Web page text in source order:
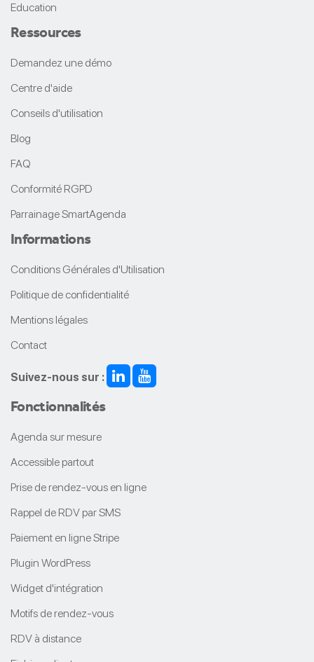
Education
Ressources
Demandez une démo
Centre d'aide
Conseils d'utilisation
Blog
FAQ
Conformité RGPD
Parrainage SmartAgenda
Informations
Conditions Générales d'Utilisation
Politique de confidentialité
Mentions légales
Contact
Suivez-nous sur :
Fonctionnalités
Agenda sur mesure
Accessible partout
Prise de rendez-vous en ligne
Rappel de RDV par SMS
Paiement en ligne Stripe
Plugin WordPress
Widget d'intégration
Motifs de rendez-vous
RDV à distance